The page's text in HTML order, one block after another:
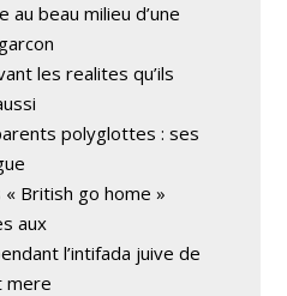
au beau milieu d’une
les realites qu’ils
polyglottes : ses
British go home »
aux
l’intifada juive de
mere